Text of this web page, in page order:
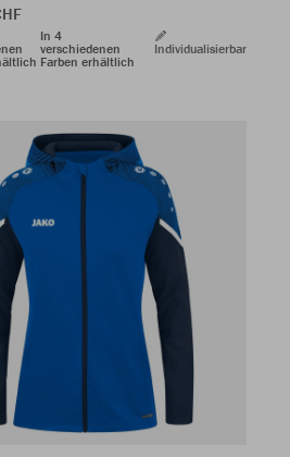
In 4
verschiedenen
Farben erhältlich
Individualisierbar